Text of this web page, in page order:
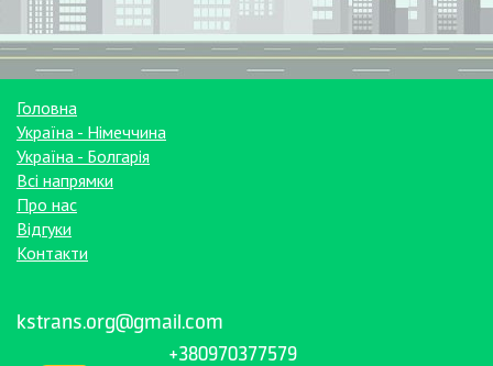
Головна
Україна - Німеччина
Україна - Болгарія
Всі напрямки
Про нас
Відгуки
Контакти
kstrans.org@gmail.com
+380970377579